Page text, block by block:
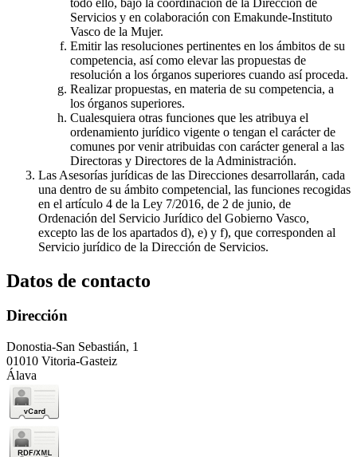
Servicios y en colaboración con Emakunde-Instituto
Vasco de la Mujer.
Emitir las resoluciones pertinentes en los ámbitos de su
competencia, así como elevar las propuestas de
resolución a los órganos superiores cuando así proceda.
Realizar propuestas, en materia de su competencia, a
los órganos superiores.
Cualesquiera otras funciones que les atribuya el
ordenamiento jurídico vigente o tengan el carácter de
comunes por venir atribuidas con carácter general a las
Directoras y Directores de la Administración.
Las Asesorías jurídicas de las Direcciones desarrollarán, cada
una dentro de su ámbito competencial, las funciones recogidas
en el artículo 4 de la Ley 7/2016, de 2 de junio, de
Ordenación del Servicio Jurídico del Gobierno Vasco,
excepto las de los apartados d), e) y f), que corresponden al
Servicio jurídico de la Dirección de Servicios.
Datos de contacto
Dirección
Donostia-San Sebastián, 1
01010 Vitoria-Gasteiz
Álava